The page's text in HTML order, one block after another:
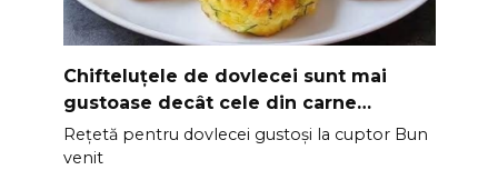
Chifteluțele de dovlecei sunt mai
gustoase decât cele din carne…
Rețetă pentru dovlecei gustoși la cuptor Bun
venit